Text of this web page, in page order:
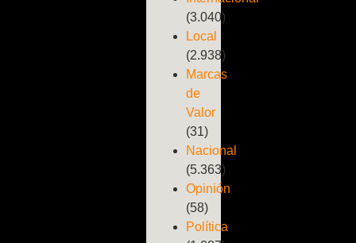
(3.040)
Local
(2.938)
Marcas
de
Valor
(31)
Nacional
(5.363)
Opinión
(58)
Política